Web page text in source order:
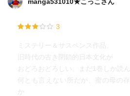
3
ミステリー＆サスペンス作品。
旧時代の古き閉鎖的日本文化が
おどろおどろしい。まだ1巻しか読
何とも言えない所だが、蜜の母の
か